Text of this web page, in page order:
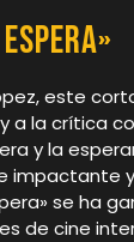
este
a la crítica
y la
impactante
se ha
de cine